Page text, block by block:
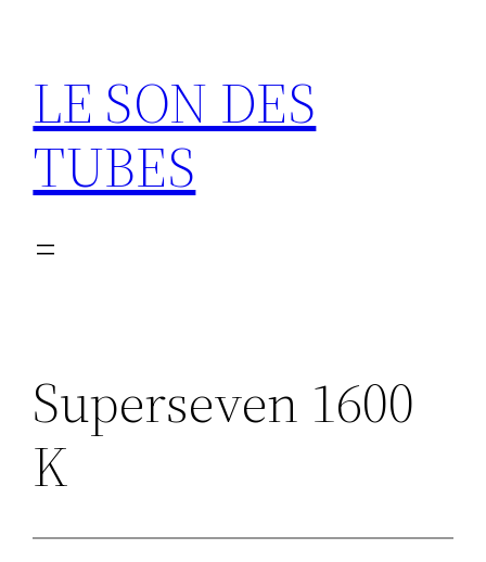
contenu
LE SON DES
TUBES
Superseven 1600
K